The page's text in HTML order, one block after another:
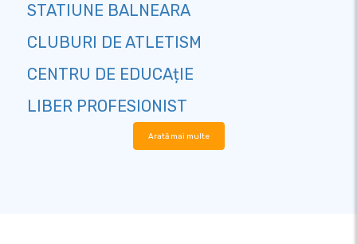
STATIUNE BALNEARA
CLUBURI DE ATLETISM
CENTRU DE EDUCAțIE
LIBER PROFESIONIST
Arată mai multe